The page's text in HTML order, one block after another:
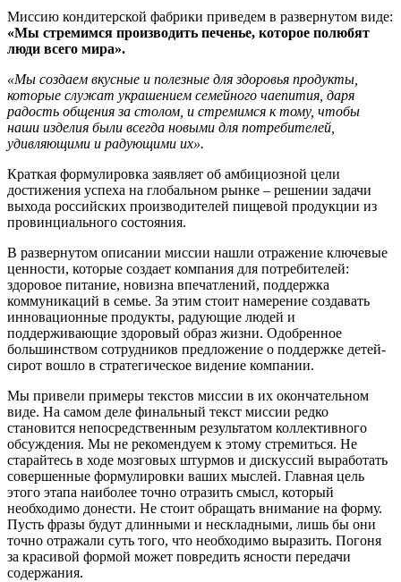
Миссию кондитерской фабрики приведем в развернутом виде:
«Мы стремимся производить печенье, которое полюбят
люди всего мира».
«Мы создаем вкусные и полезные для здоровья продукты,
которые служат украшением семейного чаепития, даря
радость общения за столом, и стремимся к тому, чтобы
наши изделия были всегда новыми для потребителей,
удивляющими и радующими их».
Краткая формулировка заявляет об амбициозной цели
достижения успеха на глобальном рынке – решении задачи
выхода российских производителей пищевой продукции из
провинциального состояния.
В развернутом описании миссии нашли отражение ключевые
ценности, которые создает компания для потребителей:
здоровое питание, новизна впечатлений, поддержка
коммуникаций в семье. За этим стоит намерение создавать
инновационные продукты, радующие людей и
поддерживающие здоровый образ жизни. Одобренное
большинством сотрудников предложение о поддержке детей-
сирот вошло в стратегическое видение компании.
Мы привели примеры текстов миссии в их окончательном
виде. На самом деле финальный текст миссии редко
становится непосредственным результатом коллективного
обсуждения. Мы не рекомендуем к этому стремиться. Не
старайтесь в ходе мозговых штурмов и дискуссий выработать
совершенные формулировки ваших мыслей. Главная цель
этого этапа наиболее точно отразить смысл, который
необходимо донести. Не стоит обращать внимание на форму.
Пусть фразы будут длинными и нескладными, лишь бы они
точно отражали суть того, что необходимо выразить. Погоня
за красивой формой может повредить ясности передачи
содержания.